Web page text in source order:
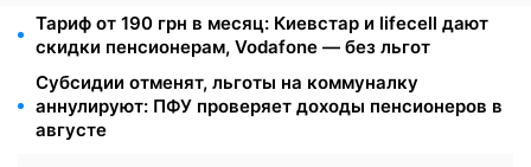
Тариф от 190 грн в месяц: Киевстар и lifecell дают
скидки пенсионерам, Vodafone — без льгот
Субсидии отменят, льготы на коммуналку
аннулируют: ПФУ проверяет доходы пенсионеров в
августе